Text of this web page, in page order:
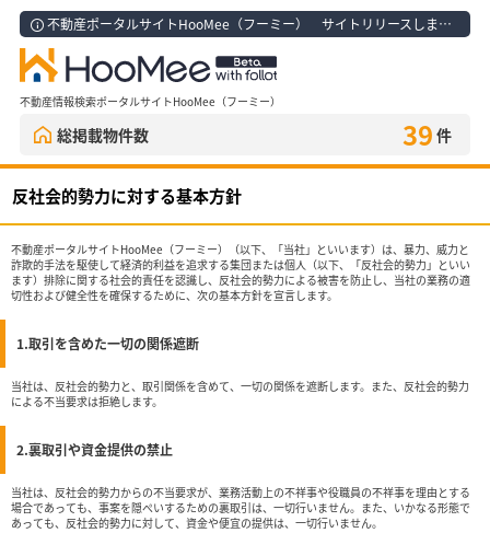
不動産ポータルサイトHooMee（フーミー） サイトリリースしました！
不動産情報検索ポータルサイトHooMee（フーミー）
総掲載物件数 39 件
反社会的勢力に対する基本方針
不動産ポータルサイトHooMee（フーミー）（以下、「当社」といいます）は、暴力、威力と
詐欺的手法を駆使して経済的利益を追求する集団または個人（以下、「反社会的勢力」といい
ます）排除に関する社会的責任を認識し、反社会的勢力による被害を防止し、当社の業務の適
切性および健全性を確保するために、次の基本方針を宣言します。
1.取引を含めた一切の関係遮断
当社は、反社会的勢力と、取引関係を含めて、一切の関係を遮断します。また、反社会的勢力
による不当要求は拒絶します。
2.裏取引や資金提供の禁止
当社は、反社会的勢力からの不当要求が、業務活動上の不祥事や役職員の不祥事を理由とする
場合であっても、事案を隠ぺいするための裏取引は、一切行いません。また、いかなる形態で
あっても、反社会的勢力に対して、資金や便宜の提供は、一切行いません。